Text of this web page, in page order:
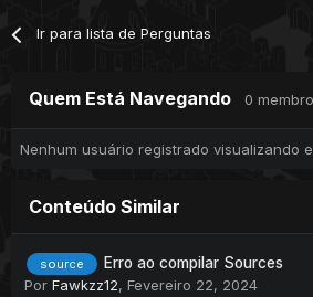
Ir para lista de Perguntas
Quem Está Navegando 0
Nenhum usuário registrado visualizando
Conteúdo Similar
source
Erro ao compilar Sources
Por Fawkzz12, Fevereiro 22, 2024